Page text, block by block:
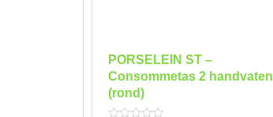
PORSELEIN ST –
Consommetas 2 handvaten
(rond)